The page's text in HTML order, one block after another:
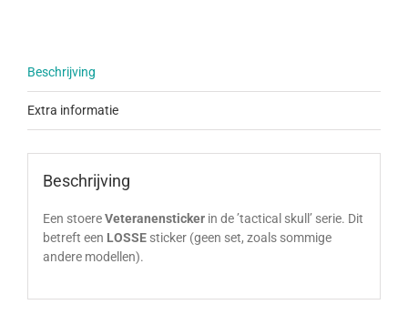
Beschrijving
Extra informatie
Beschrijving
Een stoereVeteranenstickerin de ’tactical skull’ serie. Dit
betreft een LOSSEsticker (geen set, zoals sommige
andere modellen).